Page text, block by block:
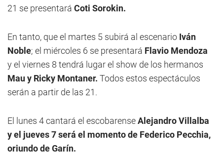
21 se presentará Coti Sorokin.
En tanto, que el martes 5 subirá al escenario Iván
Noble; el miércoles 6 se presentará Flavio Mendoza
y el viernes 8 tendrá lugar el show de los hermanos
Mau y Ricky Montaner. Todos estos espectáculos
serán a partir de las 21.
El lunes 4 cantará el escobarenseAlejandro Villalba
y el jueves 7 será el momento de Federico Pecchia,
oriundo de Garín.